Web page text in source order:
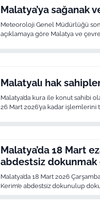
Malatya’ya sağanak
Meteoroloji Genel Müdürlüğü
açıklamaya göre Malatya ve
Malatyalı hak
Malatya’da kura ile konut sahibi
26 Mart 2026’ya kadar
Malatya’da 18 Mart
abdestsiz dokunmak
Malatya’da 18 Mart 2026
Kerim’e abdestsiz dokunulup